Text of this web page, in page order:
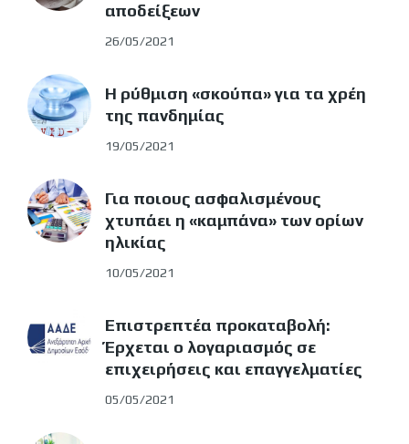
αποδείξεων
26/05/2021
Η ρύθμιση «σκούπα» για τα χρέη
της πανδημίας
19/05/2021
Για ποιους ασφαλισμένους
χτυπάει η «καμπάνα» των ορίων
ηλικίας
10/05/2021
Επιστρεπτέα προκαταβολή:
Έρχεται ο λογαριασμός σε
επιχειρήσεις και επαγγελματίες
05/05/2021